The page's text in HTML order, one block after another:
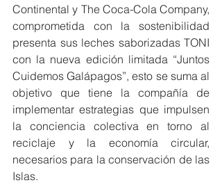
Continental y The Coca-Cola Company,
comprometida con la sostenibilidad
presenta sus leches saborizadas TONI
con la nueva edición limitada “Juntos
Cuidemos Galápagos”, esto se suma al
objetivo que tiene la compañía de
implementar estrategias que impulsen
la conciencia colectiva en torno al
reciclaje y la economía circular,
necesarios para la conservación de las
Islas.